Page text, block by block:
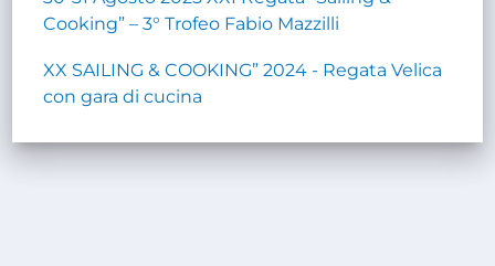
Cooking” – 3° Trofeo Fabio Mazzilli
XX SAILING & COOKING” 2024 - Regata Velica
con gara di cucina